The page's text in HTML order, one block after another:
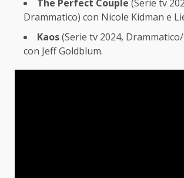
The Perfect Couple (Serie tv
Drammatico) con Nicole Kidman e
Kaos(Serie tv 2024,
con Jeff Goldblum.